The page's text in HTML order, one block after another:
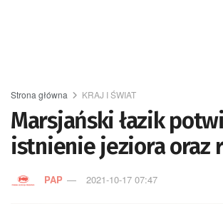
Strona główna KRAJ I ŚWIAT
Marsjański łazik
istnienie jeziora oraz
PAP 2021-10-17 07:47